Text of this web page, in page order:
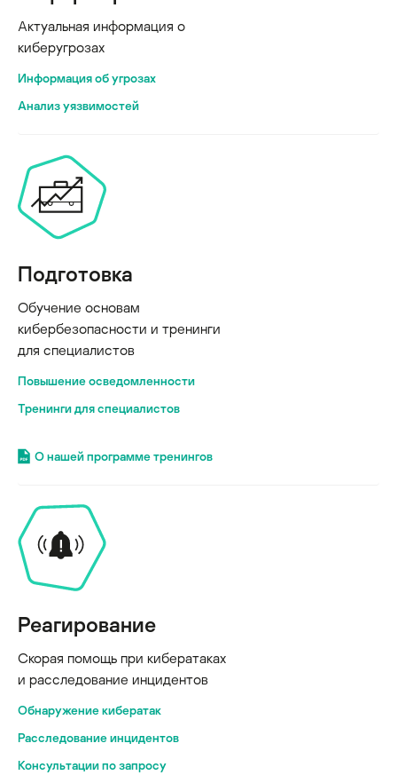
Актуальная информация о
киберугрозах
Информация об угрозах
Анализ уязвимостей
Подготовка
Обучение основам
кибербезопасности и тренинги
для специалистов
Повышение осведомленности
Тренинги для специалистов
О нашей программе тренингов
Реагирование
Скорая помощь при кибератаках
и расследование инцидентов
Обнаружение кибератак
Расследование инцидентов
Консультации по запросу